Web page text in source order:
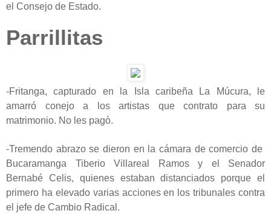
el Consejo de Estado.
Parrillitas
-Fritanga, capturado en la Isla caribeña La Múcura, le
amarró conejo a los artistas que contrato para su
matrimonio. No les pagò.
-Tremendo abrazo se dieron en la cámara de comercio de
Bucaramanga Tiberio Villareal Ramos y el Senador
Bernabé Celis, quienes estaban distanciados porque el
primero ha elevado varias acciones en los tribunales contra
el jefe de Cambio Radical.